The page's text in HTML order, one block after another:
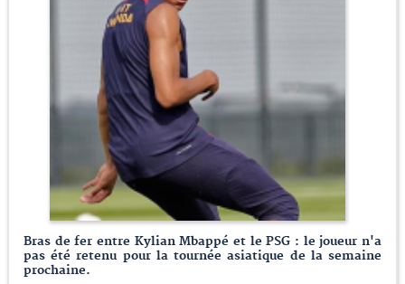
Bras de fer entre Kylian Mbappé et le PSG : le joueur n'a
pas été retenu pour la tournée asiatique de la semaine
prochaine.